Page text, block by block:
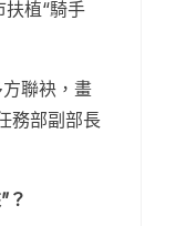
扶植“騎手
聯袂，畫
務部副部長
？